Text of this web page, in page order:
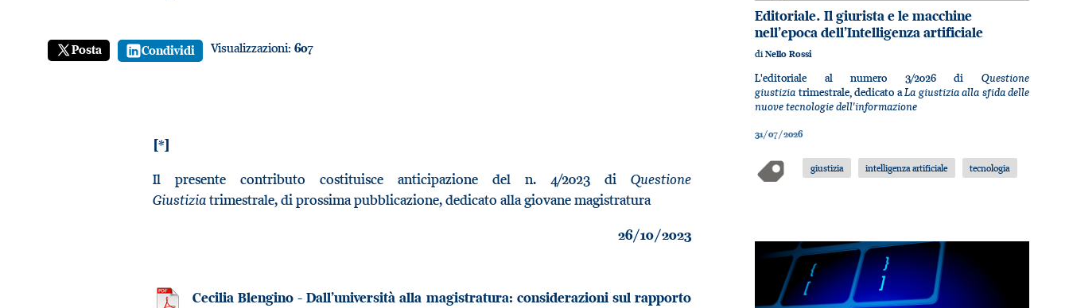
Posta Condividi Visualizzazioni: 607
[*]
Il presente contributo costituisce anticipazione del n. 4/2023 diQuestione
Giustiziatrimestrale, di prossima pubblicazione, dedicato alla giovane magistratura
26/10/2023
Cecilia Blengino - Dall’università alla magistratura: considerazioni sul rapporto
Editoriale. Il giurista e le macchine
nell’epoca dell’Intelligenza artificiale
diNello Rossi
L'editoriale al numero 3/2026 di Questione
giustizia trimestrale, dedicato aLa giustizia alla sfida delle
nuove tecnologie dell'informazione
31/07/2026
giustizia intelligenza artificiale tecnologia